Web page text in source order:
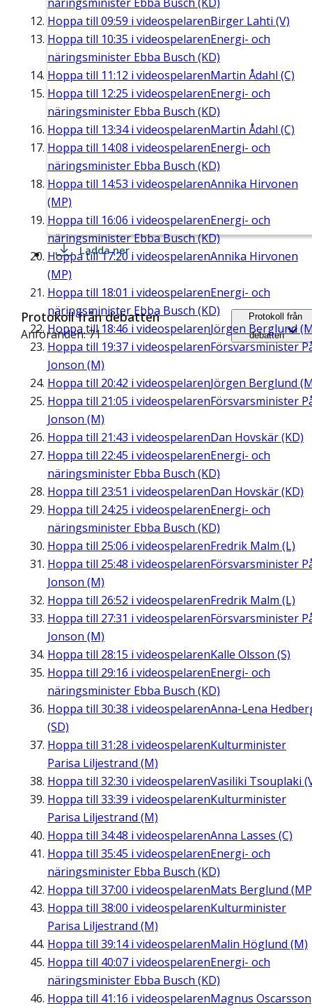
Hoppa till 09:59 i videospelarenBirger Lahti (V)
Hoppa till 10:35 i videospelarenEnergi- och
näringsminister Ebba Busch (KD)
Hoppa till 11:12 i videospelarenMartin Ådahl (C)
Hoppa till 12:25 i videospelarenEnergi- och
näringsminister Ebba Busch (KD)
Hoppa till 13:34i videospelarenMartin Ådahl (C)
Hoppa till 14:08 i videospelarenEnergi- och
näringsminister Ebba Busch (KD)
Hoppa till 14:53 i videospelarenAnnika Hirvonen
(MP)
Hoppa till 16:06 i videospelarenEnergi- och
näringsminister Ebba Busch (KD)
Hoppa till17:20 i videospelarenAnnika Hirvonen
(MP)
Hoppa till 18:01 i videospelarenEnergi- och
näringsminister Ebba Busch (KD)
Hoppa till 18:46 i videospelarenJörgen Berglund
Hoppa till 19:37 i videospelarenFörsvarsminister
Jonson (M)
Hoppa till 20:42 i videospelarenJörgen Berglund
Hoppa till 21:05 i videospelarenFörsvarsminister
Jonson (M)
Hoppa till 21:43 i videospelarenDan Hovskär (KD)
Hoppa till 22:45 i videospelarenEnergi- och
näringsminister Ebba Busch (KD)
Hoppa till 23:51 i videospelarenDan Hovskär (KD)
Hoppa till 24:25 i videospelarenEnergi- och
näringsminister Ebba Busch (KD)
Hoppa till 25:06 i videospelarenFredrik Malm (L)
Hoppa till 25:48 i videospelarenFörsvarsminister
Jonson (M)
Hoppa till 26:52 i videospelarenFredrik Malm (L)
Hoppa till 27:31 i videospelarenFörsvarsminister
Jonson (M)
Hoppa till 28:15 i videospelarenKalle Olsson (S)
Hoppa till 29:16 i videospelarenEnergi- och
näringsminister Ebba Busch (KD)
Hoppa till 30:38 i videospelarenAnna-Lena
(SD)
Hoppa till 31:28 i videospelarenKulturminister
Parisa Liljestrand (M)
Hoppa till 32:30 i videospelarenVasiliki Tsouplaki
Hoppa till 33:39 i videospelarenKulturminister
Parisa Liljestrand (M)
Hoppa till 34:48 i videospelarenAnna Lasses (C)
Hoppa till 35:45 i videospelarenEnergi- och
näringsminister Ebba Busch (KD)
Hoppa till 37:00 i videospelarenMats Berglund
Hoppa till 38:00 i videospelarenKulturminister
Parisa Liljestrand (M)
Hoppa till 39:14i videospelarenMalin Höglund (M)
Hoppa till 40:07 i videospelarenEnergi- och
näringsminister Ebba Busch (KD)
Hoppa till 41:16 i videospelarenMagnus Oscarsson
Ladda ner
Protokoll från debatten
Anföranden: 71
Protokoll från
debatten